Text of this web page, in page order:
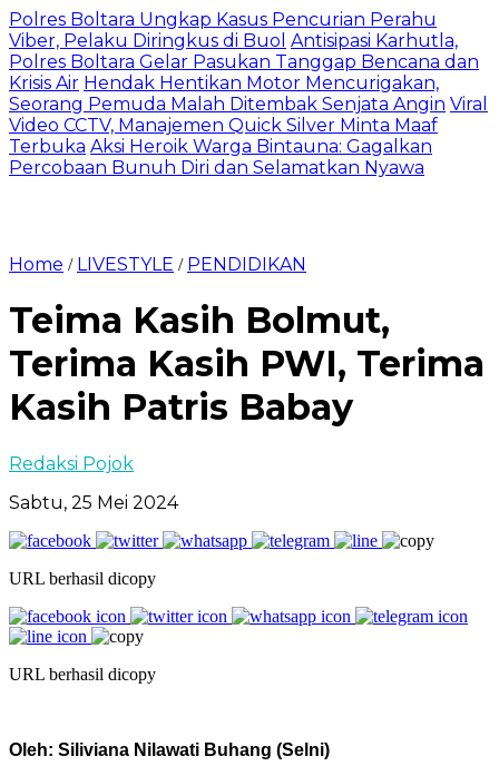
Polres Boltara Ungkap Kasus Pencurian Perahu
Viber, Pelaku Diringkus di Buol Antisipasi Karhutla,
Polres Boltara Gelar Pasukan Tanggap Bencana dan
Krisis Air Hendak Hentikan Motor Mencurigakan,
Seorang Pemuda Malah Ditembak Senjata Angin Viral
Video CCTV, Manajemen Quick Silver Minta Maaf
Terbuka Aksi Heroik Warga Bintauna: Gagalkan
Percobaan Bunuh Diri dan Selamatkan Nyawa
Home / LIVESTYLE / PENDIDIKAN
Teima Kasih Bolmut,
Terima Kasih PWI, Terima
Kasih Patris Babay
Redaksi Pojok
Sabtu, 25 Mei 2024
URL berhasil dicopy
URL berhasil dicopy
Oleh: Siliviana Nilawati Buhang (Selni)